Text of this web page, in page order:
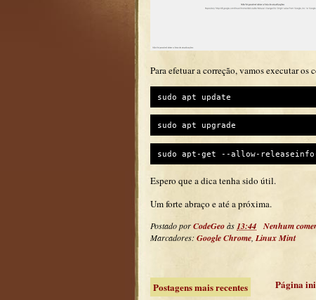
Para efetuar a correção, vamos executar
sudo apt update
sudo apt upgrade
sudo apt-get --allow-releaseinfo-
Espero que a dica tenha sido útil.
Um forte abraço e até a próxima.
Postado porCodeGeoàs13:44 Nenhum
Marcadores: Google Chrome Linux Mint
Postagens mais recentes Página